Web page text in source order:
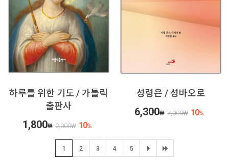
하루를 위한 기도 / 가톨릭
출판사
1,800₩ 2,000₩ 10%
성령은 / 성바오로
6,300₩ 7,000₩ 10%
1 2 3 4 5